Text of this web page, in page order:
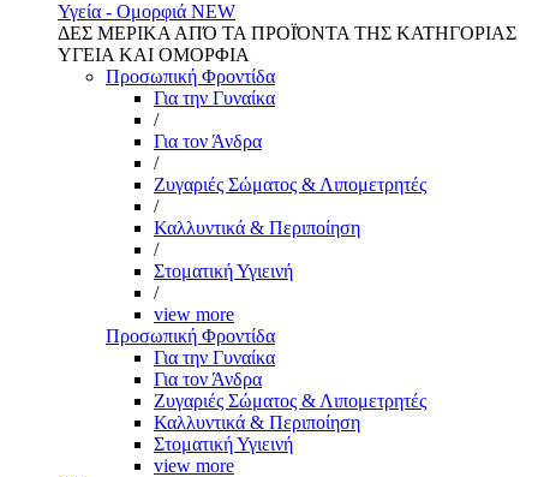
Υγεία - Ομορφιά NEW
ΔΕΣ ΜΕΡΙΚΑ ΑΠΌ ΤΑ ΠΡΟΪΌΝΤΑ ΤΗΣ ΚΑΤΗΓΟΡΙΑΣ
ΥΓΕΙΑ ΚΑΙ ΟΜΟΡΦΙΑ
Προσωπική Φροντίδα
Για την Γυναίκα
/
Για τον Άνδρα
/
Ζυγαριές Σώματος & Λιπομετρητές
/
Καλλυντικά & Περιποίηση
/
Στοματική Υγιεινή
/
view more
Προσωπική Φροντίδα
Για την Γυναίκα
Για τον Άνδρα
Ζυγαριές Σώματος & Λιπομετρητές
Καλλυντικά & Περιποίηση
Στοματική Υγιεινή
view more